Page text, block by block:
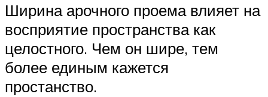
Ширина арочного проема влияет на
восприятие пространства как
целостного. Чем он шире, тем
более единым кажется
простанство.